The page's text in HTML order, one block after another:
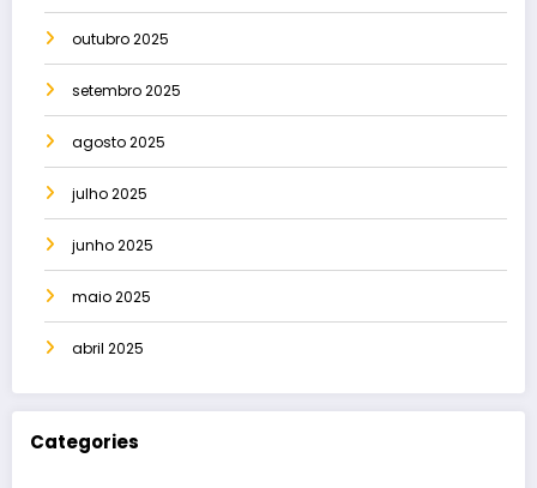
outubro 2025
setembro 2025
agosto 2025
julho 2025
junho 2025
maio 2025
abril 2025
Categories